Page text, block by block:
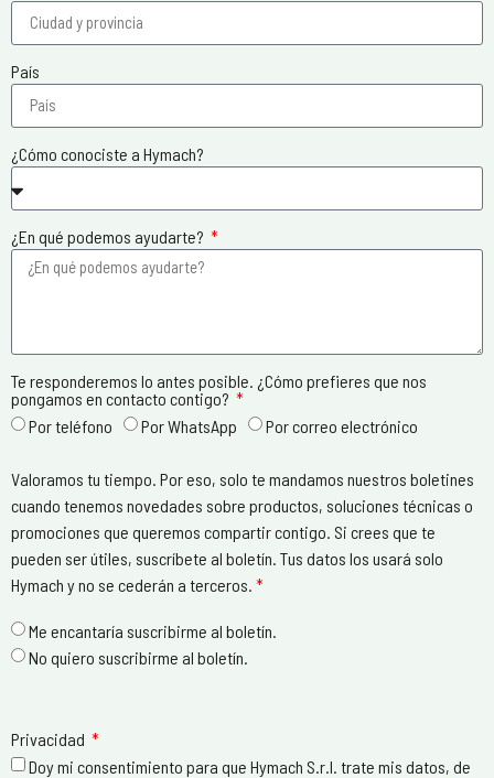
País
¿Cómo conociste a Hymach?
¿En qué podemos ayudarte?
Te responderemos lo antes posible. ¿Cómo prefieres que nos
pongamos en contacto contigo?
Por teléfono
Por WhatsApp Por correo electrónico
Valoramos tu tiempo. Por eso, solo te mandamos nuestros boletines
cuando tenemos novedades sobre productos, soluciones técnicas o
promociones que queremos compartir contigo. Si crees que te
pueden ser útiles, suscríbete al boletín. Tus datos los usará solo
Hymach y no se cederán a terceros. *
Me encantaría suscribirme al boletín.
No quiero suscribirme al boletín.
Privacidad
Doy mi consentimiento para que Hymach S.r.l. trate mis datos, de